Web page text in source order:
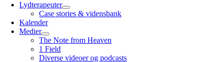
Lydterapeuter
Case stories & vidensbank
Kalender
Medier
The Note from Heaven
1 Field
Diverse videoer og podcasts